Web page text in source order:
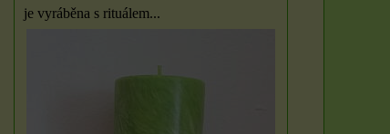
je vyráběna s rituálem...